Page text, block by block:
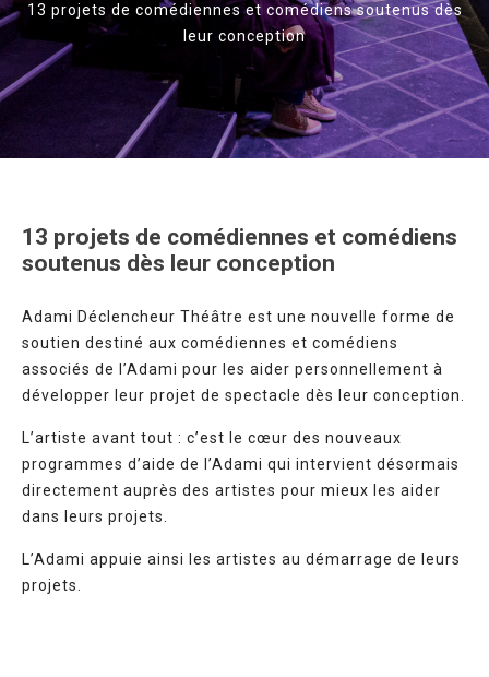
13 projets de comédiennes et comédiens soutenus dès
leur conception
13 projets de comédiennes et comédiens
soutenus dès leur conception
Adami Déclencheur Théâtre est une nouvelle forme de
soutien destiné aux comédiennes et comédiens
associés de l’Adami pour les aider personnellement à
développer leur projet de spectacle dès leur conception.
L’artiste avant tout : c’est le cœur des nouveaux
programmes d’aide de l’Adami qui intervient désormais
directement auprès des artistes pour mieux les aider
dans leurs projets.
L’Adami appuie ainsi les artistes au démarrage de leurs
projets.